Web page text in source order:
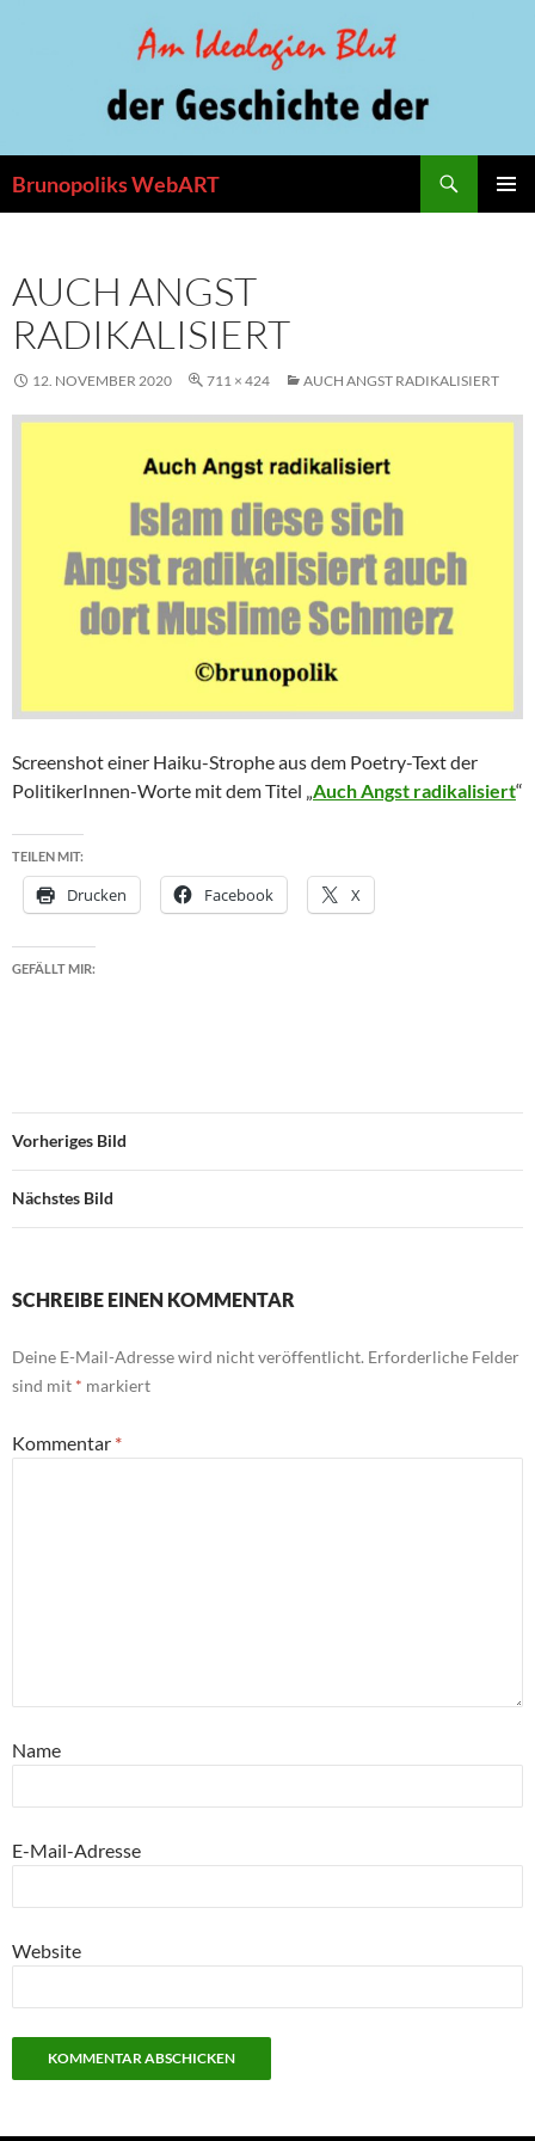
Brunopoliks WebART
AUCH ANGST
RADIKALISIERT
12. NOVEMBER 2020 711 × 424 AUCH ANGST RADIKALISIERT
Screenshot einer Haiku-Strophe aus dem Poetry-Text der
PolitikerInnen-Worte mit dem Titel „Auch Angst radikalisiert“
TEILEN MIT:
Drucken Facebook X
GEFÄLLT MIR:
Vorheriges Bild
Nächstes Bild
SCHREIBE EINEN KOMMENTAR
Deine E-Mail-Adresse wird nicht veröffentlicht. Erforderliche Felder
sind mit * markiert
Kommentar *
Name
E-Mail-Adresse
Website